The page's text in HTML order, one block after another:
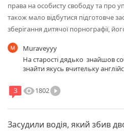
права на особисту свободу та про
також мало відбутися підготовче
зберігання дитячої порнографії,
Muraveyyy
На старості дядько знайшов
знайти якусь вчительку
зранку до ночі, і небулоб
Тарадуда що не знає що
ну ось вони( поліція)і
3 visibility1802play_circle_filled
Засудили водія, який збив